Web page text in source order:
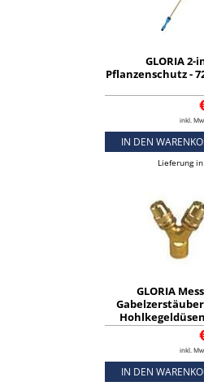
GLORIA 2-
Pflanzenschutz -
inkl.
IN DEN
Lieferung
GLORIA
inkl.
IN DEN